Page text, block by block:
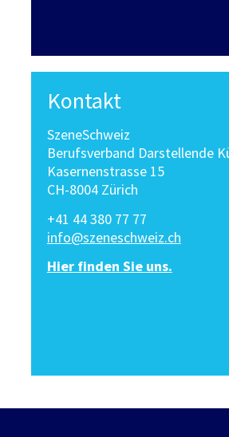
Kontakt
SzeneSchweiz
Berufsverband Darstellende
Kasernenstrasse 15
CH-8004 Zürich
+41 44 380 77 77
info@szeneschweiz.ch
Hier finden Sie uns.